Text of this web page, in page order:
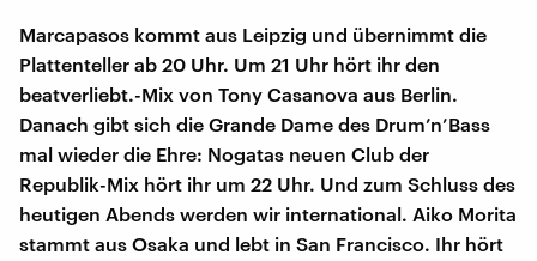
Marcapasos kommt aus Leipzig und übernimmt die
Plattenteller ab 20 Uhr. Um 21 Uhr hört ihr den
beatverliebt.-Mix von Tony Casanova aus Berlin.
Danach gibt sich die Grande Dame des Drum’n’Bass
mal wieder die Ehre: Nogatas neuen Club der
Republik-Mix hört ihr um 22 Uhr. Und zum Schluss des
heutigen Abends werden wir international. Aiko Morita
stammt aus Osaka und lebt in San Francisco. Ihr hört